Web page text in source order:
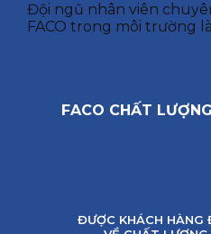
Đội ngũ nhân viên
FACO trong môi trường
FACO CHẤT
ĐƯỢC KHÁCH HÀNG